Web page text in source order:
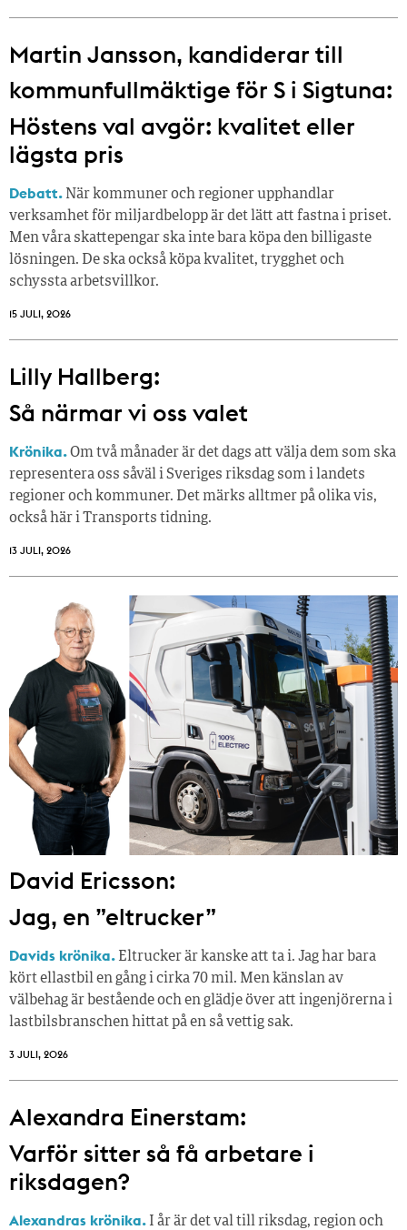
Martin Jansson, kandiderar till
kommunfullmäktige för S i Sigtuna:
Höstens val avgör: kvalitet eller
lägsta pris
Debatt. När kommuner och regioner upphandlar
verksamhet för miljardbelopp är det lätt att fastna i priset.
Men våra skattepengar ska inte bara köpa den billigaste
lösningen. De ska också köpa kvalitet, trygghet och
schyssta arbetsvillkor.
15 JULI, 2026
Lilly Hallberg:
Så närmar vi oss valet
Krönika.Om två månader är det dags att välja dem som ska
representera oss såväl i Sveriges riksdag som i landets
regioner och kommuner. Det märks alltmer på olika vis,
också här i Transports tidning.
13 JULI, 2026
David Ericsson:
Jag, en ”eltrucker”
Davids krönika. Eltrucker är kanske att ta i. Jag har bara
kört ellastbil en gång i cirka 70 mil. Men känslan av
välbehag är bestående och en glädje över att ingenjörerna i
lastbilsbranschen hittat på en så vettig sak.
3 JULI, 2026
Alexandra Einerstam:
Varför sitter så få ­arbetare i
riksdagen?
Alexandras krönika. I år är det val till riksdag, region och